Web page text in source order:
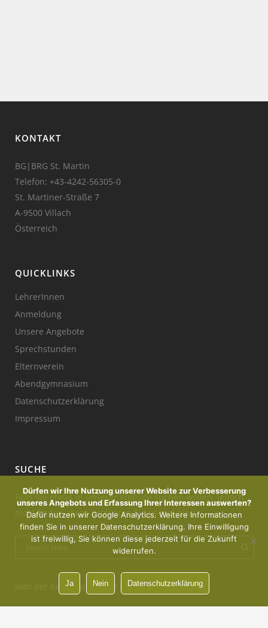
KONTAKT
BG|BRG St. Martin
Telefon: +43-4242-56305-0
St. Martiner-Straße 7
A-9500 Villach
Österreich
QUICKLINKS
LehrerInnen
Anmeldung
Unsere Angebote
Sprechstunden
Elternverein
Abendgymnasium
Datenschutzerklärung
Impressum
SUCHE
Falls Sie etwas in unserer Website suchen wollen, jedoch
nicht finden, dann probieren Sie es mal hier:
Ikon der Kerze : designed by Freepik
Dürfen wir Ihre Nutzung unserer Website zur Verbesserung
unseres Angebots und Erfassung Ihrer Interessen auswerten?
Dafür nutzen wir Google Analytics. Weitere Informationen
finden Sie in unserer Datenschutzerklärung. Ihre Einwilligung
ist freiwillig, Sie können diese jederzeit für die Zukunft
widerrufen.
Ja Nein Datenschutzerklärung